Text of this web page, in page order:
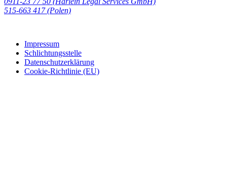
‭515-663 417 (Polen)‬‬‬
Impressum
Schlichtungsstelle
Datenschutzerklärung
Cookie-Richtlinie (EU)